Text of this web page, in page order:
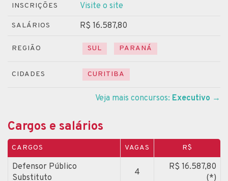
INSCRIÇÕES Visite o site
SALÁRIOS R$ 16.587,80
REGIÃO SUL PARANÁ
CIDADES CURITIBA
Veja mais concursos: Executivo →
Cargos e salários
CARGOS VAGAS R$
Defensor Público
Substituto
4
R$ 16.587,80
(*)